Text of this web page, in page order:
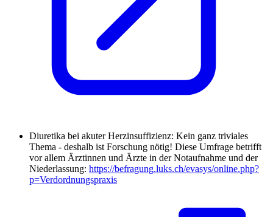
Diuretika bei akuter Herzinsuffizienz: Kein ganz triviales
Thema - deshalb ist Forschung nötig! Diese Umfrage betrifft
vor allem Ärztinnen und Ärzte in der Notaufnahme und der
Niederlassung: https://befragung.luks.ch/evasys/online.php?
p=Verdordnungspraxis